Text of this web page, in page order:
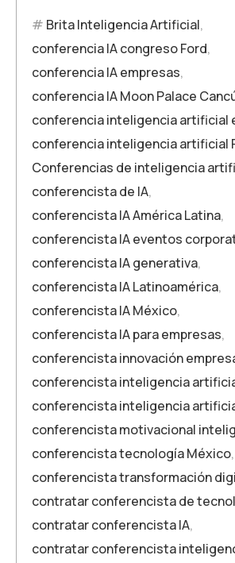
Brita Inteligencia Artificial,
conferencia IA congreso Ford,
conferencia IA empresas,
conferencia IA Moon Palace
conferencia inteligencia artificial
conferencia inteligencia artificial
Conferencias de inteligencia
conferencista de IA,
conferencista IA América Latina,
conferencista IA eventos
conferencista IA generativa,
conferencista IA Latinoamérica,
conferencista IA México,
conferencista IA para empresas,
conferencista innovación
conferencista inteligencia
conferencista inteligencia
conferencista motivacional
conferencista tecnología México,
conferencista transformación
contratar conferencista de
contratar conferencista IA,
contratar conferencista